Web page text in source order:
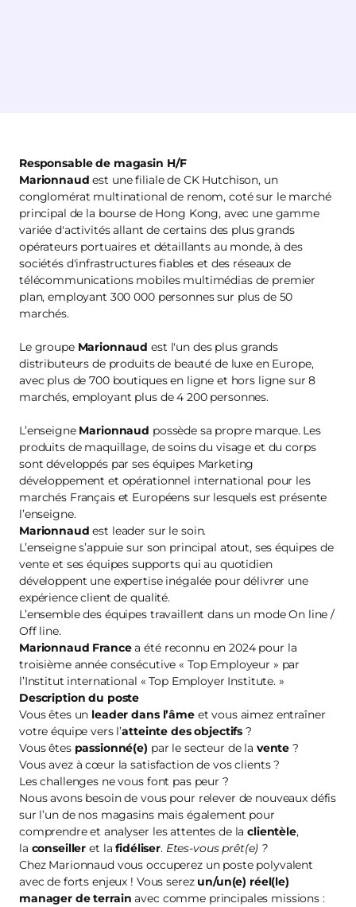
Responsable de magasin H/F
Marionnaudest une filiale de CK Hutchison, un
conglomérat multinational de renom, coté sur le marché
principal de la bourse de Hong Kong, avec une gamme
variée d'activités allant de certains des plus grands
opérateurs portuaires et détaillants au monde, à des
sociétés d'infrastructures fiables et des réseaux de
télécommunications mobiles multimédias de premier
plan, employant 300 000 personnes sur plus de 50
marchés.
Le groupe Marionnaud est l'un des plus grands
distributeurs de produits de beauté de luxe en Europe,
avec plus de 700 boutiques en ligne et hors ligne sur 8
marchés, employant plus de 4 200 personnes.
L’enseigne Marionnaud possède sa propre marque. Les
produits de maquillage, de soins du visage et du corps
sont développés par ses équipes Marketing
développement et opérationnel international pour les
marchés Français et Européens sur lesquels est présente
l’enseigne.
Marionnaud est leader sur le soin.
L’enseigne s’appuie sur son principal atout, ses équipes de
vente et ses équipes supports qui au quotidien
développent une expertise inégalée pour délivrer une
expérience client de qualité.
L’ensemble des équipes travaillent dans un mode On line /
Off line.
Marionnaud Francea été reconnu en 2024 pour la
troisième année consécutive « Top Employeur » par
l’Institut international « Top Employer Institute. »
Description du poste
Vous êtes un leader dans l’âmeet vous aimez entraîner
votre équipe vers l’atteinte des objectifs ?
Vous êtes passionné(e) par le secteur de la vente?
Vous avez à cœur la satisfaction de vos clients ?
Les challenges ne vous font pas peur ?
Nous avons besoin de vous pour relever de nouveaux défis
sur l’un de nos magasins mais également pour
comprendre et analyser les attentes de laclientèle,
la conseilleret lafidéliser. Etes-vous prêt(e) ?
Chez Marionnaud vous occuperez un poste polyvalent
avec de forts enjeux ! Vous serez un/un(e) réel(le)
manager de terrainavec comme principales missions :